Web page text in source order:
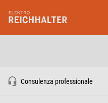
Consulenza professionale